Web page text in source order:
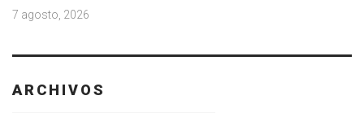
7 agosto, 2026
ARCHIVOS